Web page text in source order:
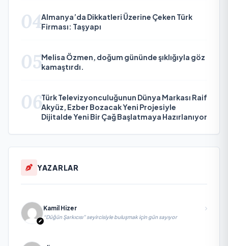
04Almanya’da Dikkatleri Üzerine Çeken Türk
Firması: Taşyapı
05Melisa Özmen, doğum gününde şıklığıyla göz
kamaştırdı.
06Türk Televizyonculuğunun Dünya Markası Raif
Akyüz, Ezber Bozacak Yeni Projesiyle
Dijitalde Yeni Bir Çağ Başlatmaya Hazırlanıyor
YAZARLAR
Kamil Hizer
“Düğün Şarkıcısı” seyircisiyle buluşmak için gün sayıyor